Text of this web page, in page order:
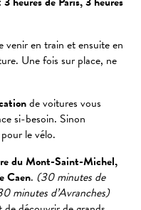
venir en train et ensuite en
Une fois sur place, ne
de voitures vous
si-besoin. Sinon
le vélo.
du Mont-Saint-Michel,
Caen. (30 minutes de
minutes d’Avranches)